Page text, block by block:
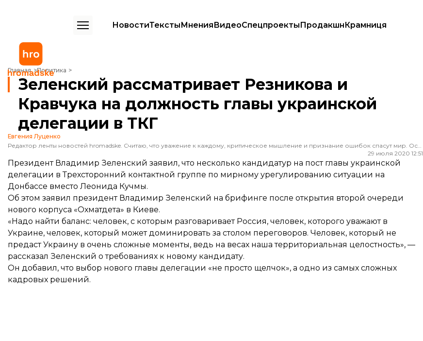
НовостиТекстыМненияВидеоСпецпроектыПродакшнКрамниця
Главная Политика
Зеленский рассматривает Резникова и Кравчука на должность главы украинской делегации в ТКГ
Зеленский рассматривает Резникова и
Кравчука на должность главы украинской
делегации в ТКГ
Евгения Луценко
Редактор ленты новостей hromadske. Считаю, что уважение к каждому, критическое мышление и признание ошибок спасут мир. Особенно люблю новости о науке и космос
29 июля 2020 12:51
Президент Владимир Зеленский заявил, что несколько кандидатур на пост главы украинской
делегации в Трехсторонний контактной группе по мирному урегулированию ситуации на
Донбассе вместо Леонида Кучмы.
Об этом заявил президент Владимир Зеленский на брифинге после открытия второй очереди
нового корпуса «Охматдета» в Киеве.
«Надо найти баланс: человек, с которым разговаривает Россия, человек, которого уважают в
Украине, человек, который может доминировать за столом переговоров. Человек, который не
предаст Украину в очень сложные моменты, ведь на весах наша территориальная целостность», —
рассказал Зеленский о требованиях к новому кандидату.
Он добавил, что выбор нового главы делегации «не просто щелчок», а одно из самых сложных
кадровых решений.